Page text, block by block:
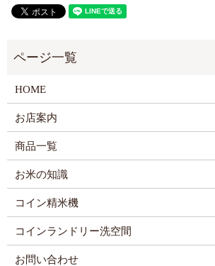
HOME
お店案内
商品一覧
お米の知識
コイン精米機
コインランドリー洗空間
お問い合わせ